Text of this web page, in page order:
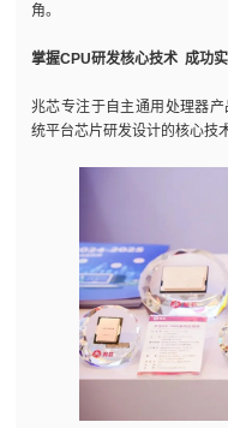
角。
掌握CPU研发核心技术 成功
兆芯专注于自主通用处理器
统平台芯片研发设计的核心技术